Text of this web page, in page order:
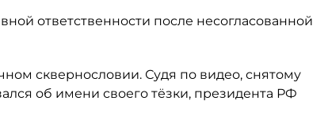
ответственности после несогласованной
сквернословии. Судя по видео, снятому
об имени своего тёзки, президента РФ